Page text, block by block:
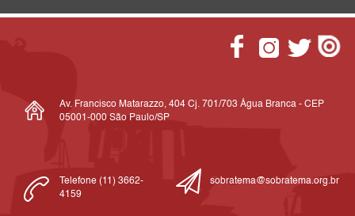
Av. Francisco Matarazzo, 404 Cj. 701/703 Água Branca - CEP
05001-000 São Paulo/SP
Telefone (11) 3662-
4159
sobratema@sobratema.org.br